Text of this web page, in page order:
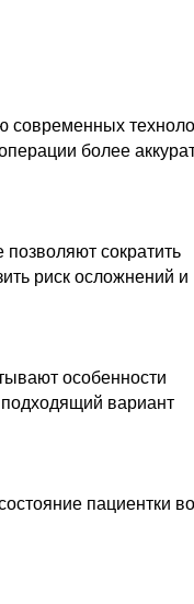
современных
более
сократить
риск осложнений и
особенности
вариант
пациентки во